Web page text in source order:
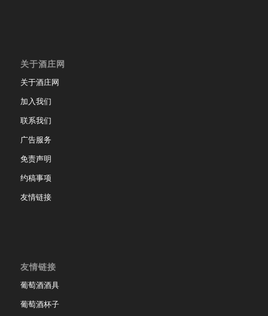
关于酒庄网
关于酒庄网
加入我们
联系我们
广告服务
免责声明
约稿事项
友情链接
友情链接
葡萄酒酒具
葡萄酒杯子